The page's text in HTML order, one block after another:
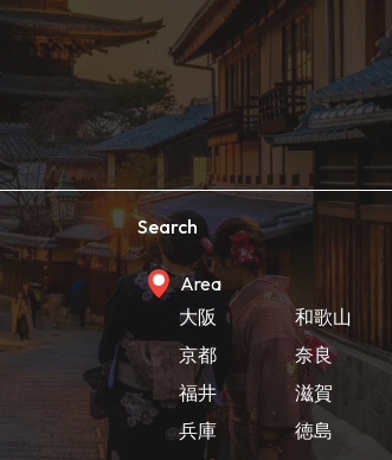
Search
Area
大阪
京都
福井
兵庫
和歌山
奈良
滋賀
徳島